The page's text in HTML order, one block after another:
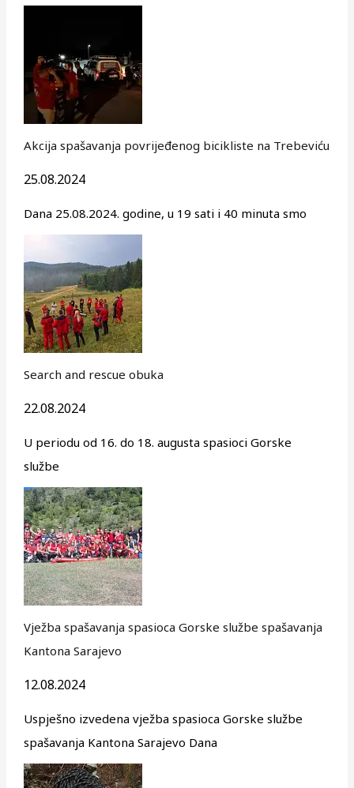
Akcija spašavanja povrijeđenog bicikliste na Trebeviću
25.08.2024
Dana 25.08.2024. godine, u 19 sati i 40 minuta smo
Search and rescue obuka
22.08.2024
U periodu od 16. do 18. augusta spasioci Gorske
službe
Vježba spašavanja spasioca Gorske službe spašavanja
Kantona Sarajevo
12.08.2024
Uspješno izvedena vježba spasioca Gorske službe
spašavanja Kantona Sarajevo Dana